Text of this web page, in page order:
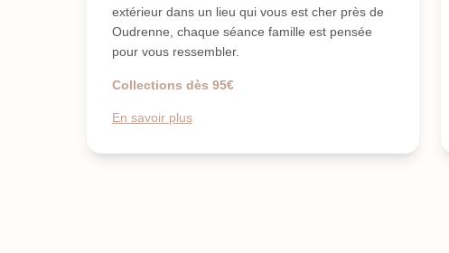
extérieur dans un lieu qui vous est cher près de
Oudrenne, chaque séance famille est pensée
pour vous ressembler.
Collections dès 95€
En savoir plus